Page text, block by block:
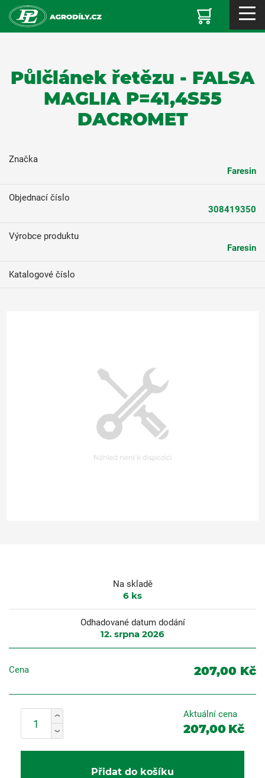
Půlčlánek řetězu - FALSA
MAGLIA P=41,4S55
DACROMET
Značka
Faresin
Objednací číslo
308419350
Výrobce produktu
Faresin
Katalogové číslo
Na skladě
6 ks
Odhadované datum dodání
12. srpna 2026
Cena 207,00 Kč
Aktuální cena
207,00 Kč
Přidat do košíku